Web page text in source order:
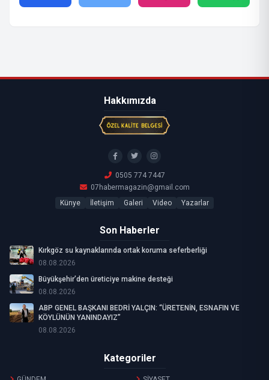
Hakkımızda
0505 774 7447
07habermagazin@gmail.com
Künye
İletişim Galeri Video Yazarlar
Son Haberler
Kırkgöz su kaynaklarında ortak koruma seferberliği
08.08.2026
Büyükşehir’den üreticiye makine desteği
08.08.2026
ABP GENEL BAŞKANI BEDRİ YALÇIN: “ÜRETENİN, ESNAFIN VE
KÖYLÜNÜN YANINDAYIZ”
08.08.2026
Kategoriler